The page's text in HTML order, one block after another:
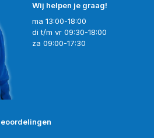
Wij helpen je graag!
ma 13:00-18:00
di t/m vr 09:30-18:00
za 09:00-17:30